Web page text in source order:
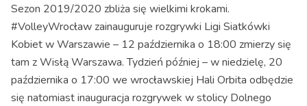
Sezon 2019/2020 zbliża się wielkimi krokami.
#VolleyWrocław zainauguruje rozgrywki Ligi Siatkówki
Kobiet w Warszawie – 12 października o 18:00 zmierzy się
tam z Wisłą Warszawa. Tydzień później – w niedzielę, 20
października o 17:00 we wrocławskiej Hali Orbita odbędzie
się natomiast inauguracja rozgrywek w stolicy Dolnego